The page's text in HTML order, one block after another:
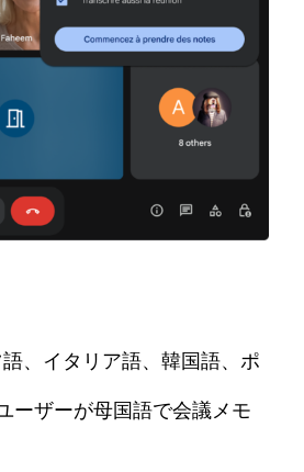
、イタリア語、韓国語、ポ
ーザーが母国語で会議メモ